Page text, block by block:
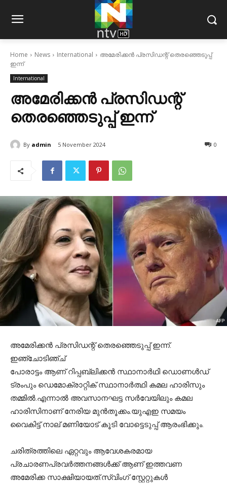
Home News International
അമേരിക്കന്‍ പ്രസിഡന്റ് തെരഞ്ഞെടുപ്പ്
ഇന്ന്‌
International
അമേരിക്കന്‍ പ്രസിഡന്റ്
തെരഞ്ഞെടുപ്പ് ഇന്ന്‌
By admin 5 November 2024 0
അമേരിക്കന്‍ പ്രസിഡന്റ് തെരഞ്ഞെടുപ്പ് ഇന്ന്.
ഇഞ്ചോടിഞ്ച്
പോരാട്ടം ആണ് റിപ്പബ്ലിക്കന്‍ സ്ഥാനാര്‍ഥി ഡൊണള്‍ഡ്
ട്രംപും ഡെമോക്രാറ്റിക് സ്ഥാനാര്‍ത്ഥി കമല ഹാരിസും
തമ്മില്‍.എന്നാല്‍ അവസാനഘട്ട സര്‍വേയിലും കമല
ഹാരിസിനാണ് നേരിയ മുന്‍തൂക്കം.യുഎഇ സമയം
വൈകിട്ട് നാല് മണിയോട് കൂടി വോട്ടെടുപ്പ് ആരംഭിക്കും.
ചരിത്രത്തിലെ ഏറ്റവും ആവേശകരമായ
പ്രചാരണപ്രവര്‍ത്തനങ്ങള്‍ക്ക് ആണ് ഇത്തവണ
അമേരിക്ക സാക്ഷിയായത്.സ്വിംഗ് സ്റ്റേറ്റുകള്‍